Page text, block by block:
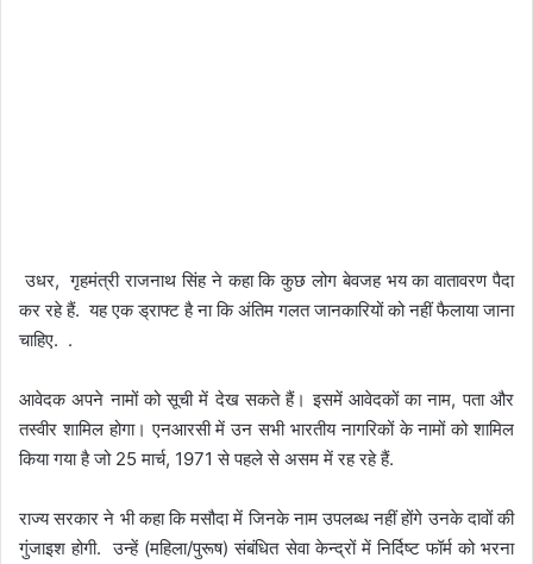
उधर, गृहमंत्री राजनाथ सिंह ने कहा कि कुछ लोग बेवजह भय का वातावरण पैदा
कर रहे हैं. यह एक ड्राफ्ट है ना कि अंतिम गलत जानकारियों को नहीं फैलाया जाना
चाहिए. .
आवेदक अपने नामों को सूची में देख सकते हैं। इसमें आवेदकों का नाम, पता और
तस्वीर शामिल होगा। एनआरसी में उन सभी भारतीय नागरिकों के नामों को शामिल
किया गया है जो 25 मार्च, 1971 से पहले से असम में रह रहे हैं.
राज्य सरकार ने भी कहा कि मसौदा में जिनके नाम उपलब्ध नहीं होंगे उनके दावों की
गुंजाइश होगी. उन्हें (महिला/पुरूष) संबंधित सेवा केन्द्रों में निर्दिष्ट फॉर्म को भरना